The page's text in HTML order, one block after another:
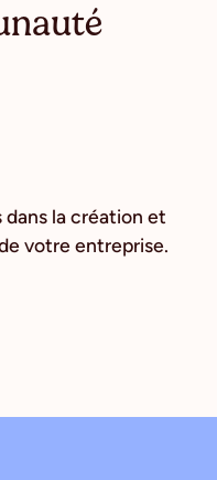
dans la création et
votre entreprise.